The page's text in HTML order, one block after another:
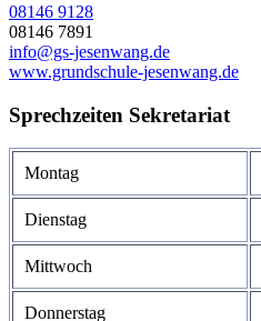
08146 9128
08146 7891
info@gs-jesenwang.de
www.grundschule-jesenwang.de
Sprechzeiten Sekretariat
Montag
Dienstag
Mittwoch
Donnerstag